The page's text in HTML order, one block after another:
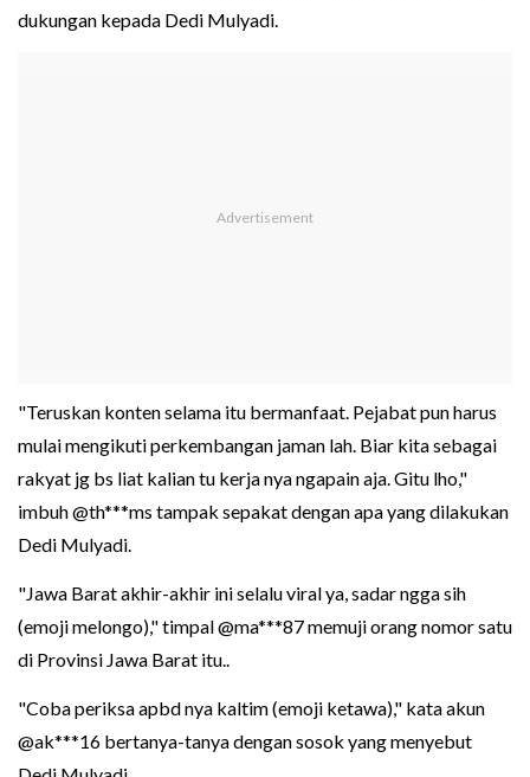
dukungan kepada Dedi Mulyadi.
"Teruskan konten selama itu bermanfaat. Pejabat pun harus
mulai mengikuti perkembangan jaman lah. Biar kita sebagai
rakyat jg bs liat kalian tu kerja nya ngapain aja. Gitu lho,"
imbuh @th***ms tampak sepakat dengan apa yang dilakukan
Dedi Mulyadi.
"Jawa Barat akhir-akhir ini selalu viral ya, sadar ngga sih
(emoji melongo)," timpal @ma***87 memuji orang nomor satu
di Provinsi Jawa Barat itu..
"Coba periksa apbd nya kaltim (emoji ketawa)," kata akun
@ak***16 bertanya-tanya dengan sosok yang menyebut